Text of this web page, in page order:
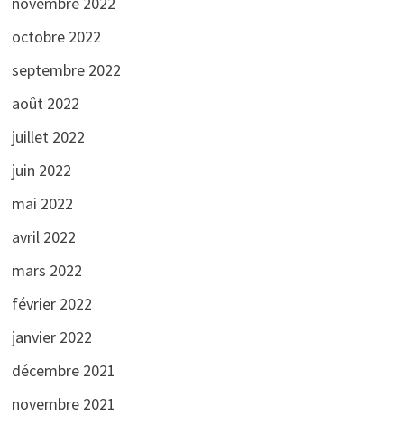
octobre 2022
septembre 2022
août 2022
juillet 2022
juin 2022
mai 2022
avril 2022
mars 2022
février 2022
janvier 2022
décembre 2021
novembre 2021